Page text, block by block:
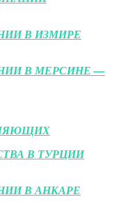
В ИЗМИРЕ
В МЕРСИНЕ —
В ТУРЦИИ
В АНКАРЕ